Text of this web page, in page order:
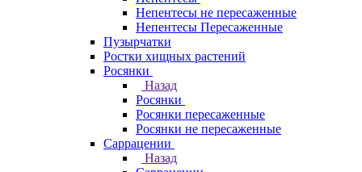
Непентесы не пересаженные
Непентесы Пересаженные
Пузырчатки
Ростки хищных растений
Росянки
Назад
Росянки
Росянки пересаженные
Росянки не пересаженные
Саррацении
Назад